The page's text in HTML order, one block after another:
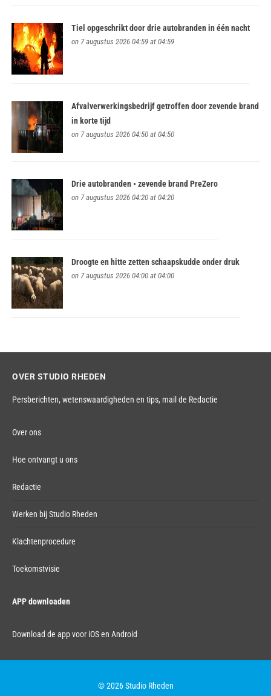
Tiel opgeschrikt door drie autobranden in één nacht
on 7 augustus 2026 04:59 at 04:59
Afvalverwerkingsbedrijf getroffen door zevende brand
in korte tijd
on 7 augustus 2026 04:50 at 04:50
Drie autobranden • zevende brand PreZero
on 7 augustus 2026 04:20 at 04:20
Droogte en hitte zetten schaapskudde onder druk
on 7 augustus 2026 04:00 at 04:00
OVER STUDIO RHEDEN
Persberichten, wetenswaardigheden en tips, mail de Redactie
Over ons
Hoe ontvangt u ons
Redactie
Werken bij Studio Rheden
Klachtenprocedure
Toekomstvisie
APP downloaden
Download de app voor iOS en Android
© 2026 Studio Rheden